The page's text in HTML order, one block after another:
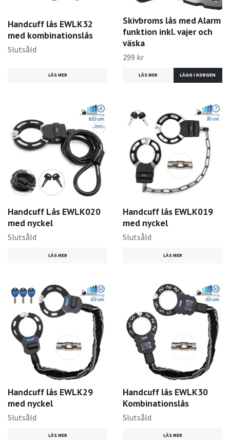
Handcuff lås EWLK32
med kombinationslås
Slutsåld
LÄS MER
Skivbroms lås med Alarm
funktion inkl. vajer och
väska
299 kr
LÄS MER
Handcuff Lås EWLK020
med nyckel
Slutsåld
LÄS MER
Handcuff lås EWLK019
med nyckel
Slutsåld
LÄS MER
Handcuff lås EWLK29
med nyckel
Slutsåld
LÄS MER
Handcuff lås EWLK30
Kombinationslås
Slutsåld
LÄS MER